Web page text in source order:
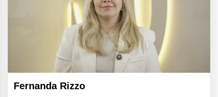
Fernanda Rizzo